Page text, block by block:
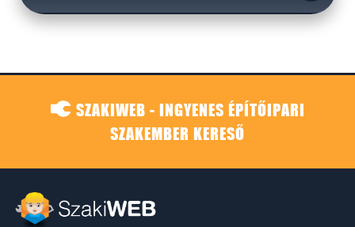
SZAKIWEB - INGYENES ÉPÍTŐIPARI
SZAKEMBER KERESŐ